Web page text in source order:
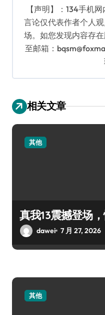
【声明】：134手机
言论仅代表作者个人
场。如您发现内容存
至邮箱：
相关文章
其他
真我13震撼登场
dawei 7 月 27, 2026
其他